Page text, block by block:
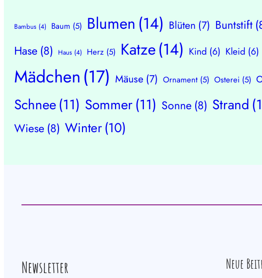
Bambus (4) Baum (5) Blumen(14) Blüten (7) Buntstift
Hase (8) Haus (4) Herz (5) Katze(14) Kind (6) Kleid (6)
Mädchen (17) Mäuse (7) Ornament (5) Osterei (5)
Schnee(11) Sommer(11) Sonne (8) Strand
Wiese (8) Winter(10)
Newsletter Neue